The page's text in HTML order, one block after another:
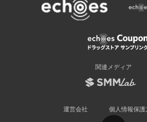
関連メディア
運営会社 個人情報保護